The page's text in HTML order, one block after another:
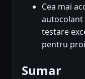
Cea mai
autocolant
testare
pentru
Sumar